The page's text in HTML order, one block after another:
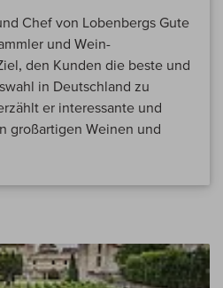
Chef von Lobenbergs Gute
und Wein-
den Kunden die beste und
in Deutschland zu
er interessante und
großartigen Weinen und